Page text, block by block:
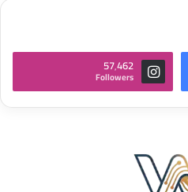
57٬462
Followers